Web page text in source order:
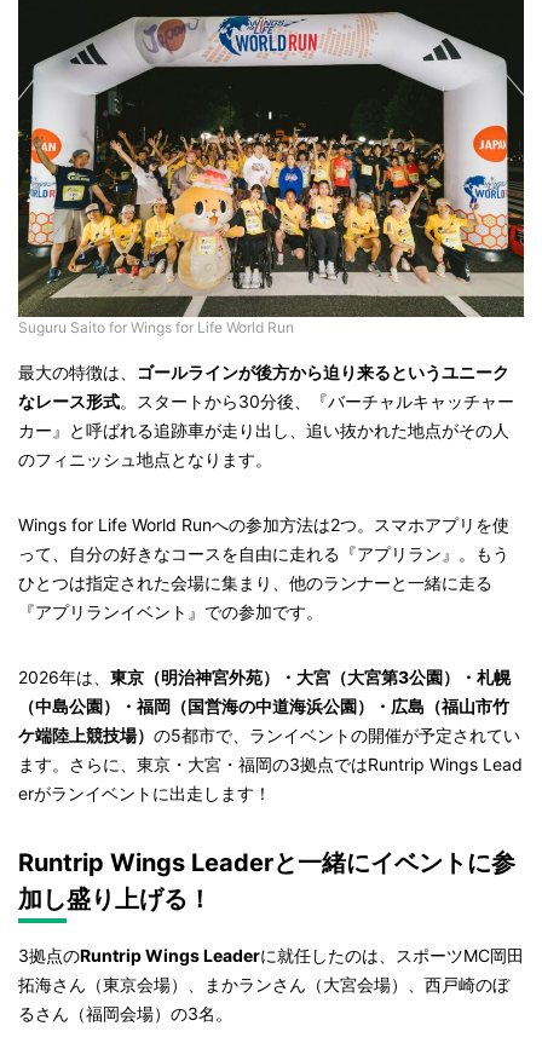
Suguru Saito for Wings for Life World Run
最大の特徴は、
ゴールラインが後方から迫り来るというユニーク
なレース形式。スタートから30分後、『バーチャルキャッチャー
カー』と呼ばれる追跡車が走り出し、追い抜かれた地点がその人
のフィニッシュ地点となります。
Wings for Life World Runへの参加方法は2つ。スマホアプリを使
って、自分の好きなコースを自由に走れる『アプリラン』。もう
ひとつは指定された会場に集まり、他のランナーと一緒に走る
『アプリランイベント』での参加です。
2026年は、 東京（明治神宮外苑）・大宮（大宮第3公園）・札幌
（中島公園）・福岡（国営海の中道海浜公園）・広島（福山市竹
ケ端陸上競技場） の5都市で、ランイベントの開催が予定されてい
ます。さらに、東京・大宮・福岡の3拠点ではRuntrip Wings Lead
erがランイベントに出走します！
Runtrip Wings Leaderと一緒にイベントに参
加し盛り上げる！
3拠点のRuntrip Wings Leaderに就任したのは、スポーツMC岡田
拓海さん（東京会場）、まかランさん（大宮会場）、西戸崎のぼ
るさん（福岡会場）の3名。